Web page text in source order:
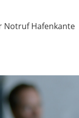
Notruf Hafenkante